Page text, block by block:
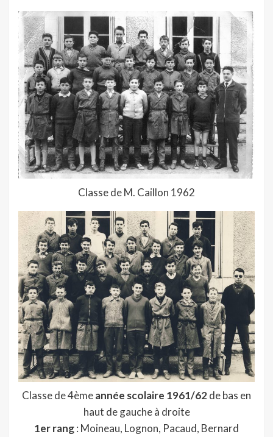
Classe de M. Caillon 1962
Classe de 4èmeannée scolaire 1961/62de bas en
haut de gauche à droite
1er rang: Moineau, Lognon, Pacaud, Bernard